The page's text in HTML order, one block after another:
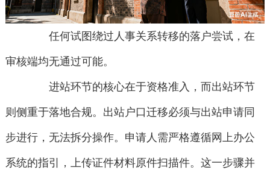
任何试图绕过人事关系转移的落户尝试，在
审核端均无通过可能。
进站环节的核心在于资格准入，而出站环节
则侧重于落地合规。出站户口迁移必须与出站申请同
步进行，无法拆分操作。申请人需严格遵循网上办公
系统的指引，上传证件材料原件扫描件。这一步骤并